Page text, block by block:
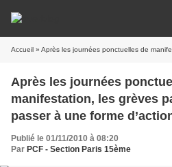
Accueil » Après les journées ponctuelles de manifestation, les grèves
Après les journées
manifestation, les grèves
passer à une forme
Publié le 01/11/2010 à 08:20
Par PCF - Section Paris 15ème